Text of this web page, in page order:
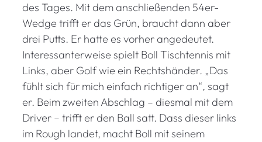
des Tages. Mit dem anschließenden 54er-
Wedge trifft er das Grün, braucht dann aber
drei Putts. Er hatte es vorher angedeutet.
Interessanterweise spielt Boll Tischtennis mit
Links, aber Golf wie ein Rechtshänder. „Das
fühlt sich für mich einfach richtiger an“, sagt
er. Beim zweiten Abschlag – diesmal mit dem
Driver – trifft er den Ball satt. Dass dieser links
im Rough landet, macht Boll mit seinem